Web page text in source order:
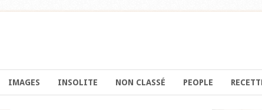
IMAGES INSOLITE NON CLASSÉ PEOPLE